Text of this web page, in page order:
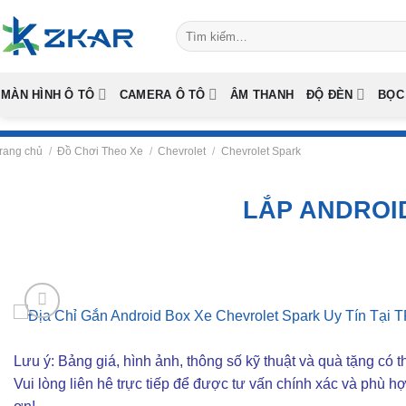
to
content
Tìm
kiếm:
MÀN HÌNH Ô TÔ CAMERA Ô TÔ ÂM THANH ĐỘ ĐÈN
chủ / Đồ Chơi Theo Xe / Chevrolet / Chevrolet Spark
LẮP
Lưu ý: Bảng giá, hình ảnh, thông số kỹ thuật và quà tặng có
Vui lòng liên hê trực tiếp để được tư vấn chính xác và phù